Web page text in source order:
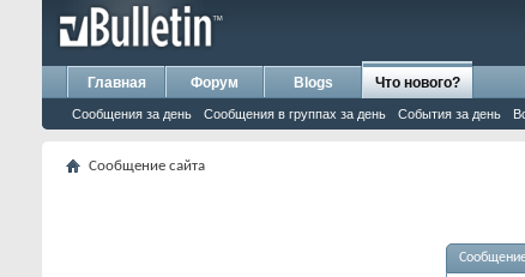
Главная Форум Blogs Что нового?
Сообщения за день Сообщения в группах за день События за день
Сообщение сайта